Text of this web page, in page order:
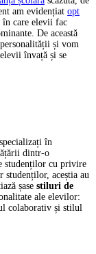
am evidențiat opt
care elevii fac
De această
și vom
învață și se
în
dintr-o
studenților cu privire
studenților, aceștia au
șase stiluri de
ale elevilor:
colaborativ și stilul